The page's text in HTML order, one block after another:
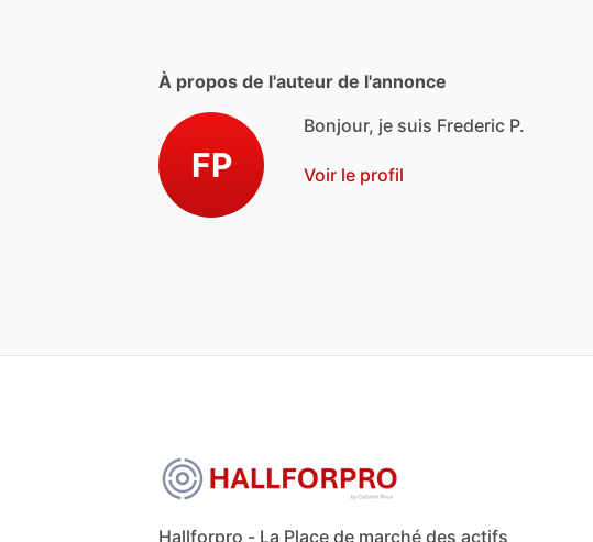
À propos de l'auteur de l'annonce
FP
Bonjour, je suis Frederic P.
Voir le profil
Hallforpro - La Place de marché des actifs